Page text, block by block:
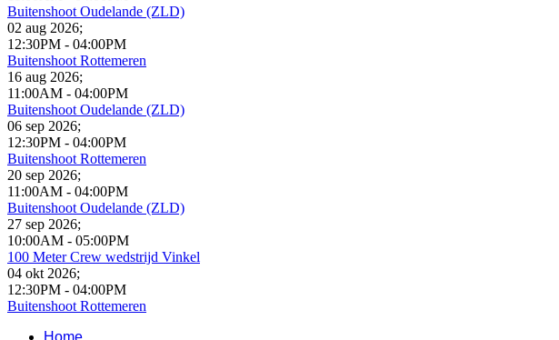
Buitenshoot Oudelande (ZLD)
02 aug 2026;
12:30PM - 04:00PM
Buitenshoot Rottemeren
16 aug 2026;
11:00AM - 04:00PM
Buitenshoot Oudelande (ZLD)
06 sep 2026;
12:30PM - 04:00PM
Buitenshoot Rottemeren
20 sep 2026;
11:00AM - 04:00PM
Buitenshoot Oudelande (ZLD)
27 sep 2026;
10:00AM - 05:00PM
100 Meter Crew wedstrijd Vinkel
04 okt 2026;
12:30PM - 04:00PM
Buitenshoot Rottemeren
Home